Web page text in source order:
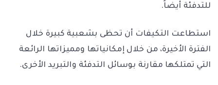
للتدفئة أيضاً.
استطاعت التكيفات أن تحظى بشعبية كبيرة خلال
الفترة الأخيرة، من خلال إمكانياتها ومميزاتها الرائعة
التي تمتلكها مقارنة بوسائل التدفئة والتبريد الأخرى.